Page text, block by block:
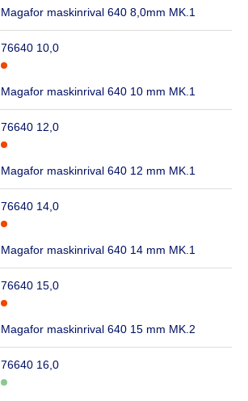
Magafor maskinrival 640 8,0mm MK.1
76640 10,0
Magafor maskinrival 640 10 mm MK.1
76640 12,0
Magafor maskinrival 640 12 mm MK.1
76640 14,0
Magafor maskinrival 640 14 mm MK.1
76640 15,0
Magafor maskinrival 640 15 mm MK.2
76640 16,0